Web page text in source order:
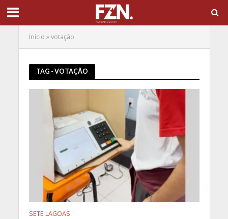
Início »votação
TAG - VOTAÇÃO
SETE LAGOAS